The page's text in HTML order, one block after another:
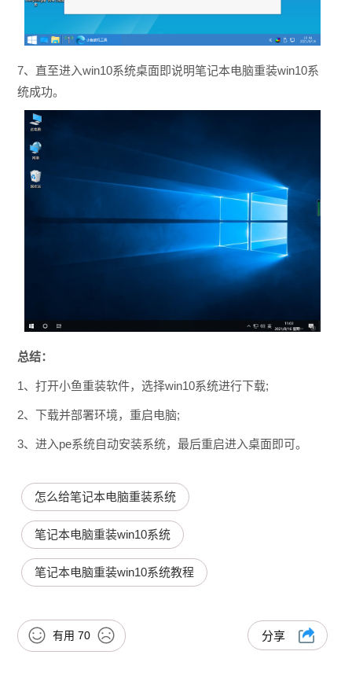
7、直至进入win10系统桌面即说明笔记本电脑重装win10系
统成功。
总结：
1、打开小鱼重装软件，选择win10系统进行下载;
2、下载并部署环境，重启电脑;
3、进入pe系统自动安装系统，最后重启进入桌面即可。
怎么给笔记本电脑重装系统
笔记本电脑重装win10系统
笔记本电脑重装win10系统教程
有用 70 分享